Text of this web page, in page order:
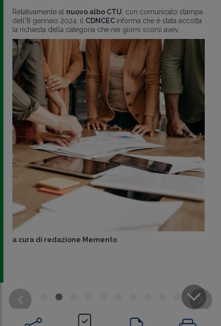
CONDIVIDI
Relativamente al nuovo albo CTU , con comunicato stampa
dell'8 gennaio 2024, il CDNCEC informa che è stata accolta
la richiesta della categoria che nei giorni scorsi avev..
a cura di redazione Memento